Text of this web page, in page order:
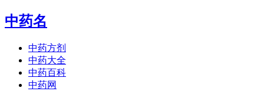
中药名
中药方剂
中药大全
中药百科
中药网